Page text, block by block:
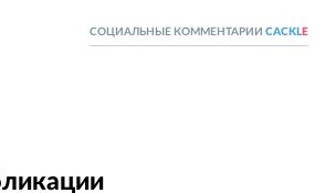
СОЦИАЛЬНЫЕ КОММЕНТАРИИ CACKL E